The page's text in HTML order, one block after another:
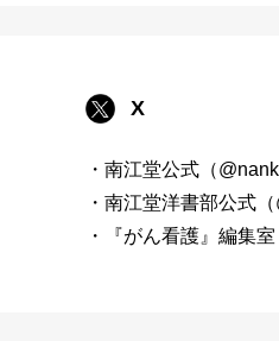
X
・南江堂公式（
・南江堂洋書部公式
・『がん看護』編集